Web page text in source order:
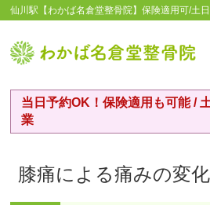
仙川駅【わかば名倉堂整骨院】保険適用可/土
当日予約OK！保険適用も可能 /
業
膝痛による痛みの変化